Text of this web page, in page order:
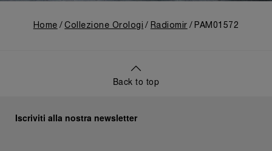
Home Collezione Orologi Radiomir PAM01572
Back to top
Iscriviti alla nostra newsletter